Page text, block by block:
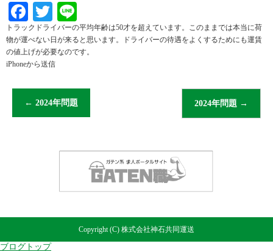
Facebook
Twitter
トラックドライバーの平均年齢は50才を超えています。このままでは本当に荷
物が運べない日が来ると思います。ドライバーの待遇をよくするためにも運賃
の値上げが必要なのです。
iPhoneから送信
← 2024年問題 2024年問題 →
Copyright (C) 株式会社神石共同運送
ブログトップ